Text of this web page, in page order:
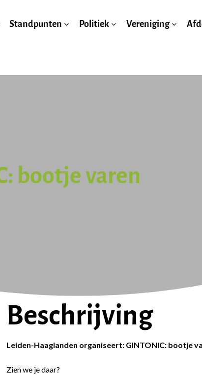
Standpunten Politiek Vereniging
bootje varen
Beschrijving
Leiden-Haaglanden organiseert: GINTONIC: bootje
Zien we je daar?